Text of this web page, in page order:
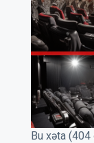
Bu xəta